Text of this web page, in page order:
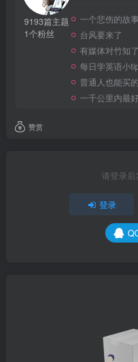
9193篇主题
1个粉丝
一个悲伤的故
台风要来了
有媒体对竹知
每日学英语小
普通人也能买的起的
一千公里内最
赞赏
请登录
登录